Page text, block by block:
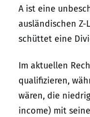
A ist eine
ausländischen
schüttet eine
Im aktuellen
qualifizieren,
wären, die
income) mit